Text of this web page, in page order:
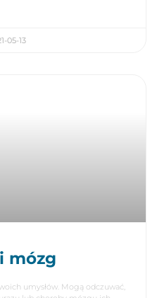
05-13
mózg
umysłów. Mogą odczuwać,